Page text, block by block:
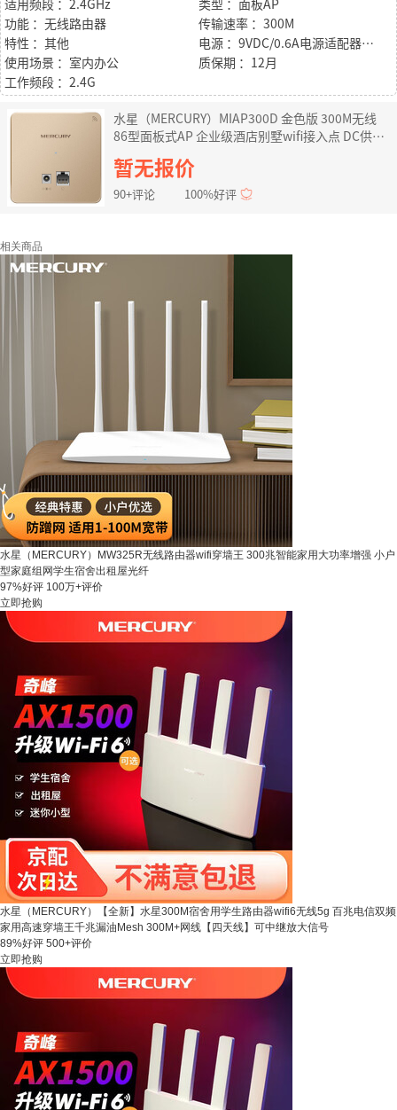
适用频段 ：2.4GHz
类型 ：面板AP
功能 ：无线路由器
传输速率 ：300M
特性 ：其他
电源 ：9VDC/0.6A电源适配器供电
使用场景 ：室内办公
质保期 ：12月
工作频段 ：2.4G
水星（MERCURY）MIAP300D 金色版 300M无线
86型面板式AP 企业级酒店别墅wifi接入点 DC供电
AC管理
暂无报价
90+评论 100%好评
相关商品
水星（MERCURY）MW325R无线路由器wifi穿墙王 300兆智能家用大功率增强 小户
型家庭组网学生宿舍出租屋光纤
97%好评 100万+评价
立即抢购
水星（MERCURY）【全新】水星300M宿舍用学生路由器wifi6无线5g 百兆电信双频
家用高速穿墙王千兆漏油Mesh 300M+网线【四天线】可中继放大信号
89%好评 500+评价
立即抢购